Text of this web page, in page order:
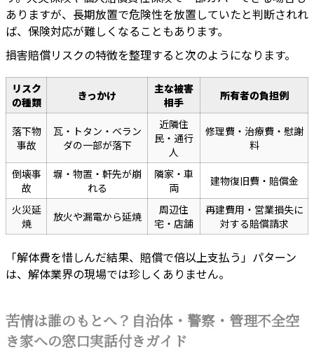
ありますが、長期放置で危険性を放置していたと判断されれ
ば、保険対応が難しくなることもあります。
損害賠償リスクの特徴を整理すると次のようになります。
リスク
の種類
きっかけ
主な被害
相手
所有者の負担例
落下物
事故
瓦・トタン・ベラン
ダの一部が落下
近隣住
民・通行
人
修理費・治療費・慰謝
料
倒壊事
故
塀・物置・軒先が崩
れる
隣家・車
両
建物復旧費・賠償金
火災延
焼
放火や漏電から延焼
周辺住
宅・店舗
再建費用・営業損失に
対する賠償請求
「解体費を惜しんだ結果、賠償で倍以上支払う」パターン
は、解体業界の現場では珍しくありません。
苦情は誰のもとへ？自治体・警察・管理不全空
き家への窓口実話付きガイド